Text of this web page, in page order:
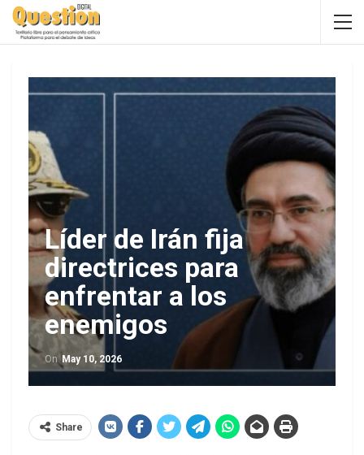
Líder de Irán fija
directrices para
enfrentar a los
enemigos
On May 10, 2026
Share